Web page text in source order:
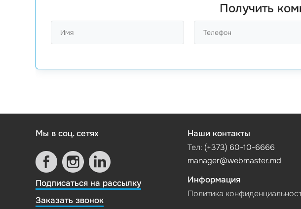
Получить
Мы в соц. сетях
Подписаться на рассылку
Заказать звонок
Наши контакты
Тел: (+373) 60-10-6666
manager@webmaster.md
Информация
Политика